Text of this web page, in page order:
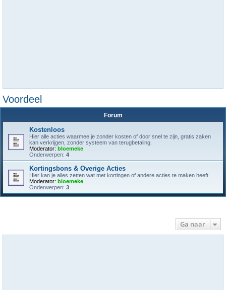
Voordeel
Forum
Kostenloos
Hier alle acties waarmee je zonder kosten of door snel te zijn, gratis zaken
kan verkrijgen, zonder systeem van terugbetaling.
Moderator: bloemeke
Onderwerpen: 4
Kortingsbons & Overige Acties
Hier kan je alles zetten wat met kortingen of andere acties te maken heeft.
Moderator: bloemeke
Onderwerpen: 3
Ga naar